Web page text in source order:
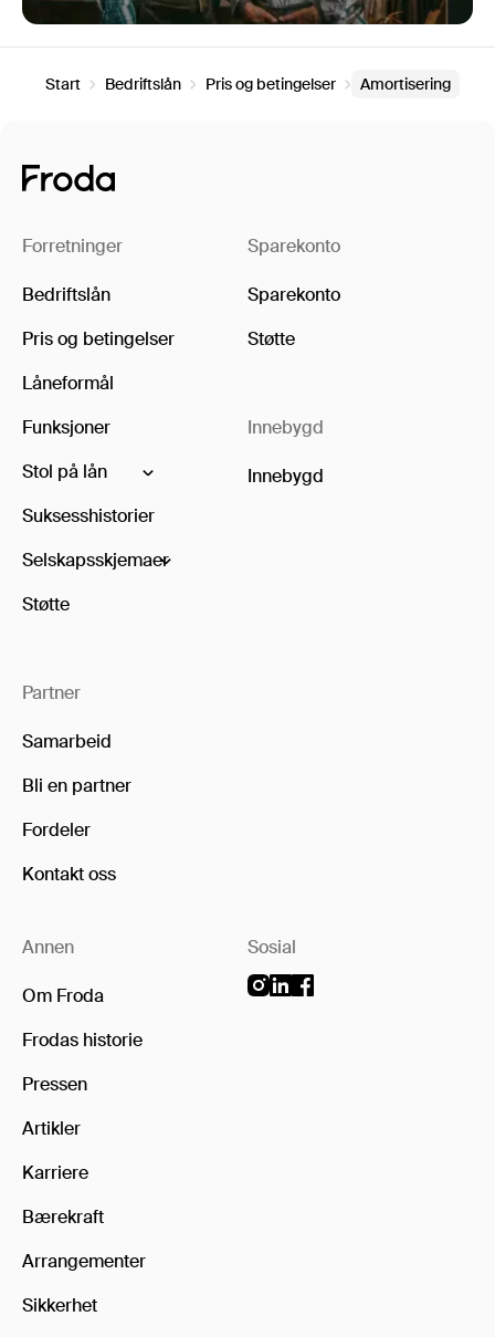
Start Bedriftslån Pris og betingelser Amortisering
Forretninger
Bedriftslån
Pris og betingelser
Låneformål
Funksjoner
Stol på lån
Suksesshistorier
Selskapsskjemaer
Støtte
Partner
Samarbeid
Bli en partner
Fordeler
Kontakt oss
Sparekonto
Sparekonto
Støtte
Innebygd
Innebygd
Annen
Om Froda
Frodas historie
Pressen
Artikler
Karriere
Bærekraft
Arrangementer
Sikkerhet
Sosial